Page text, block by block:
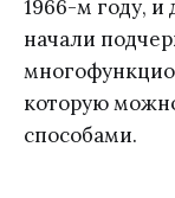
1966-м году, и
начали
которую
способами.